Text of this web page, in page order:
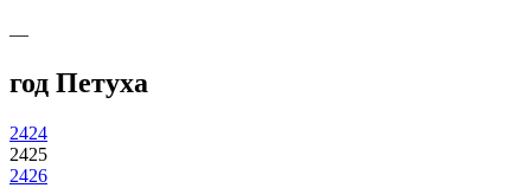
—
год Петуха
2424
2425
2426